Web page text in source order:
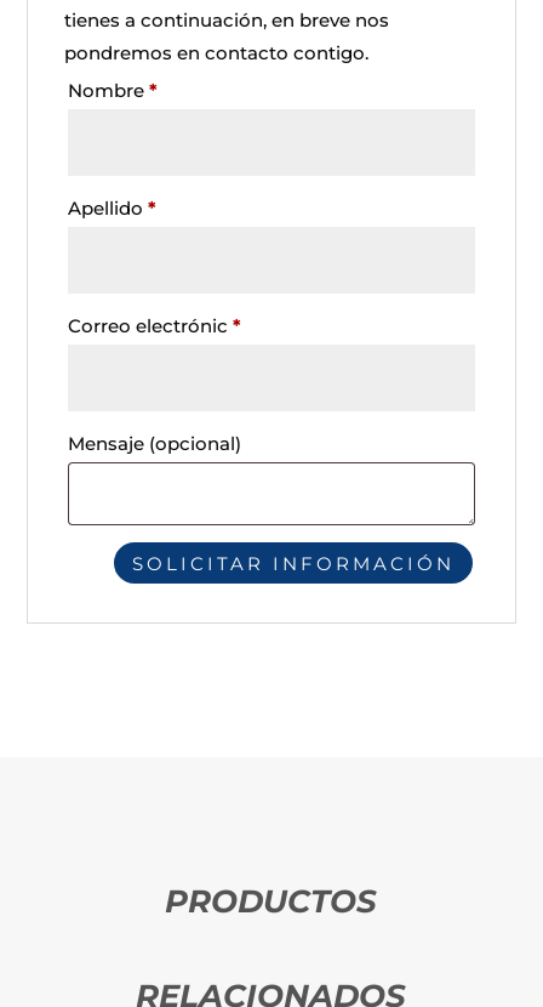
tienes a continuación, en breve nos
pondremos en contacto contigo.
Nombre*
Apellido*
Correo electrónic*
Mensaje (opcional)
PRODUCTOS
RELACIONADOS